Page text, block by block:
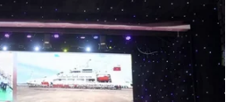
nói gì sau thất bại